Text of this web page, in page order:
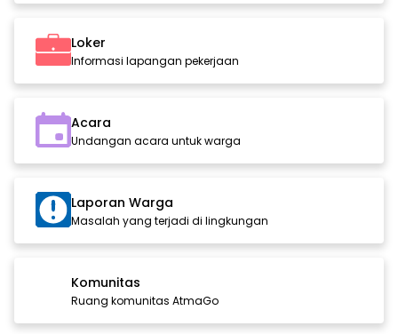
Loker
Informasi lapangan pekerjaan
Acara
Undangan acara untuk warga
Laporan Warga
Masalah yang terjadi di lingkungan
Komunitas
Ruang komunitas AtmaGo